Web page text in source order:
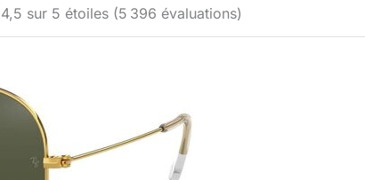
4,5 sur 5 étoiles (5 396 évaluations)